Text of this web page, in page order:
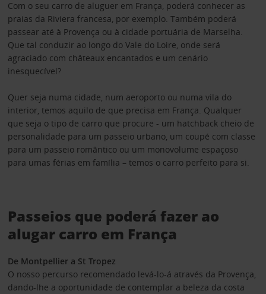
Com o seu carro de aluguer em França, poderá conhecer as
praias da Riviera francesa, por exemplo. Também poderá
passear até à Provença ou à cidade portuária de Marselha.
Que tal conduzir ao longo do Vale do Loire, onde será
agraciado com châteaux encantados e um cenário
inesquecível?
Quer seja numa cidade, num aeroporto ou numa vila do
interior, temos aquilo de que precisa em França. Qualquer
que seja o tipo de carro que procure - um hatchback cheio de
personalidade para um passeio urbano, um coupé com classe
para um passeio romântico ou um monovolume espaçoso
para umas férias em família – temos o carro perfeito para si.
Passeios que poderá fazer ao
alugar carro em França
De Montpellier a St Tropez
O nosso percurso recomendado levá-lo-á através da Provença,
dando-lhe a oportunidade de contemplar a beleza da costa